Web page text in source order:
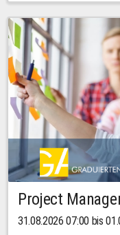
Project
31.08.2026 07:00 bis